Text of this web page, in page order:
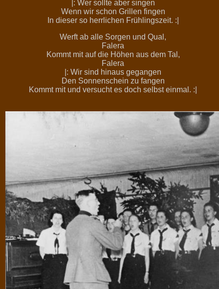
|: Wer sollte aber singen
Wenn wir schon Grillen fingen
In dieser so herrlichen Frühlingszeit. :|
Werft ab alle Sorgen und Qual,
Falera
Kommt mit auf die Höhen aus dem Tal,
Falera
|: Wir sind hinaus gegangen
Den Sonnenschein zu fangen
Kommt mit und versucht es doch selbst einmal. :|